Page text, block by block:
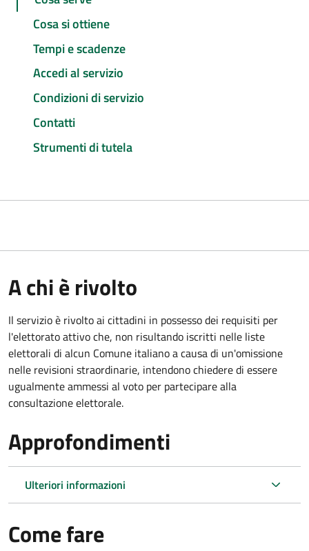
Cosa si ottiene
Tempi e scadenze
Accedi al servizio
Condizioni di servizio
Contatti
Strumenti di tutela
A chi è rivolto
Il servizio è rivolto ai cittadini in possesso dei requisiti per
l'elettorato attivo che, non risultando iscritti nelle liste
elettorali di alcun Comune italiano a causa di un'omissione
nelle revisioni straordinarie, intendono chiedere di essere
ugualmente ammessi al voto per partecipare alla
consultazione elettorale.
Approfondimenti
Ulteriori informazioni
Come fare